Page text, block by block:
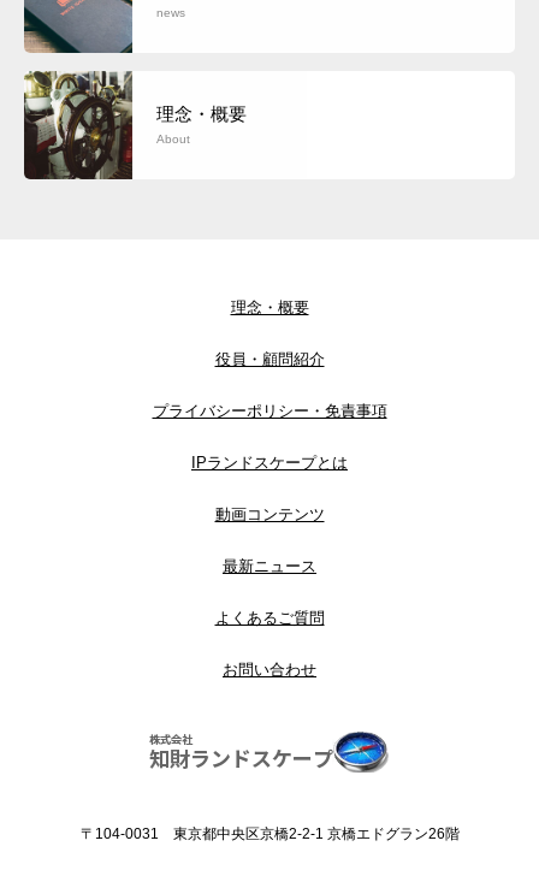
news
理念・概要
About
理念・概要
役員・顧問紹介
プライバシーポリシー・免責事項
IPランドスケープとは
動画コンテンツ
最新ニュース
よくあるご質問
お問い合わせ
〒104-0031 東京都中央区京橋2-2-1 京橋エドグラン26階